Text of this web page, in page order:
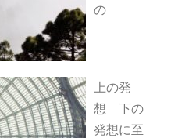
の
上の発
想 下の
発想に至